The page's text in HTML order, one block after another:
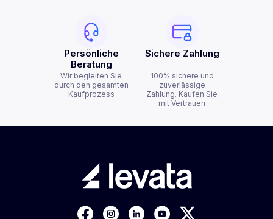
Persönliche
Beratung
Wir begleiten Sie
durch den gesamten
Kaufprozess
Sichere Zahlung
100% sichere und
zuverlässige
Zahlung. Kaufen Sie
mit Vertrauen